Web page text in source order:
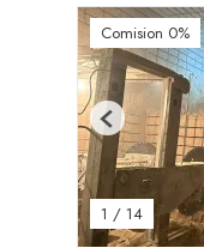
Comision 0%
1 / 14
Previous